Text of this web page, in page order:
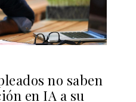
no saben
en IA a su